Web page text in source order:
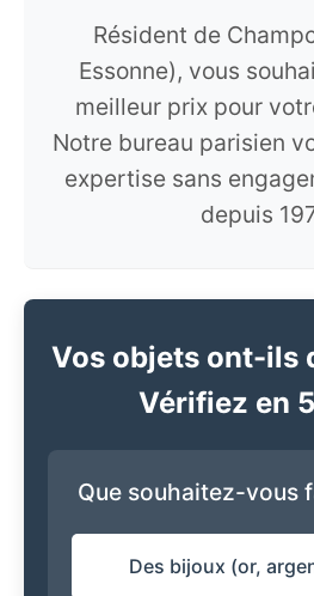
Résident de
Essonne), vous
meilleur prix pour
Notre bureau parisien
expertise sans
depuis
Vos objets ont-ils
Vérifiez en
Que souhaitez-vous
Des bijoux (or,